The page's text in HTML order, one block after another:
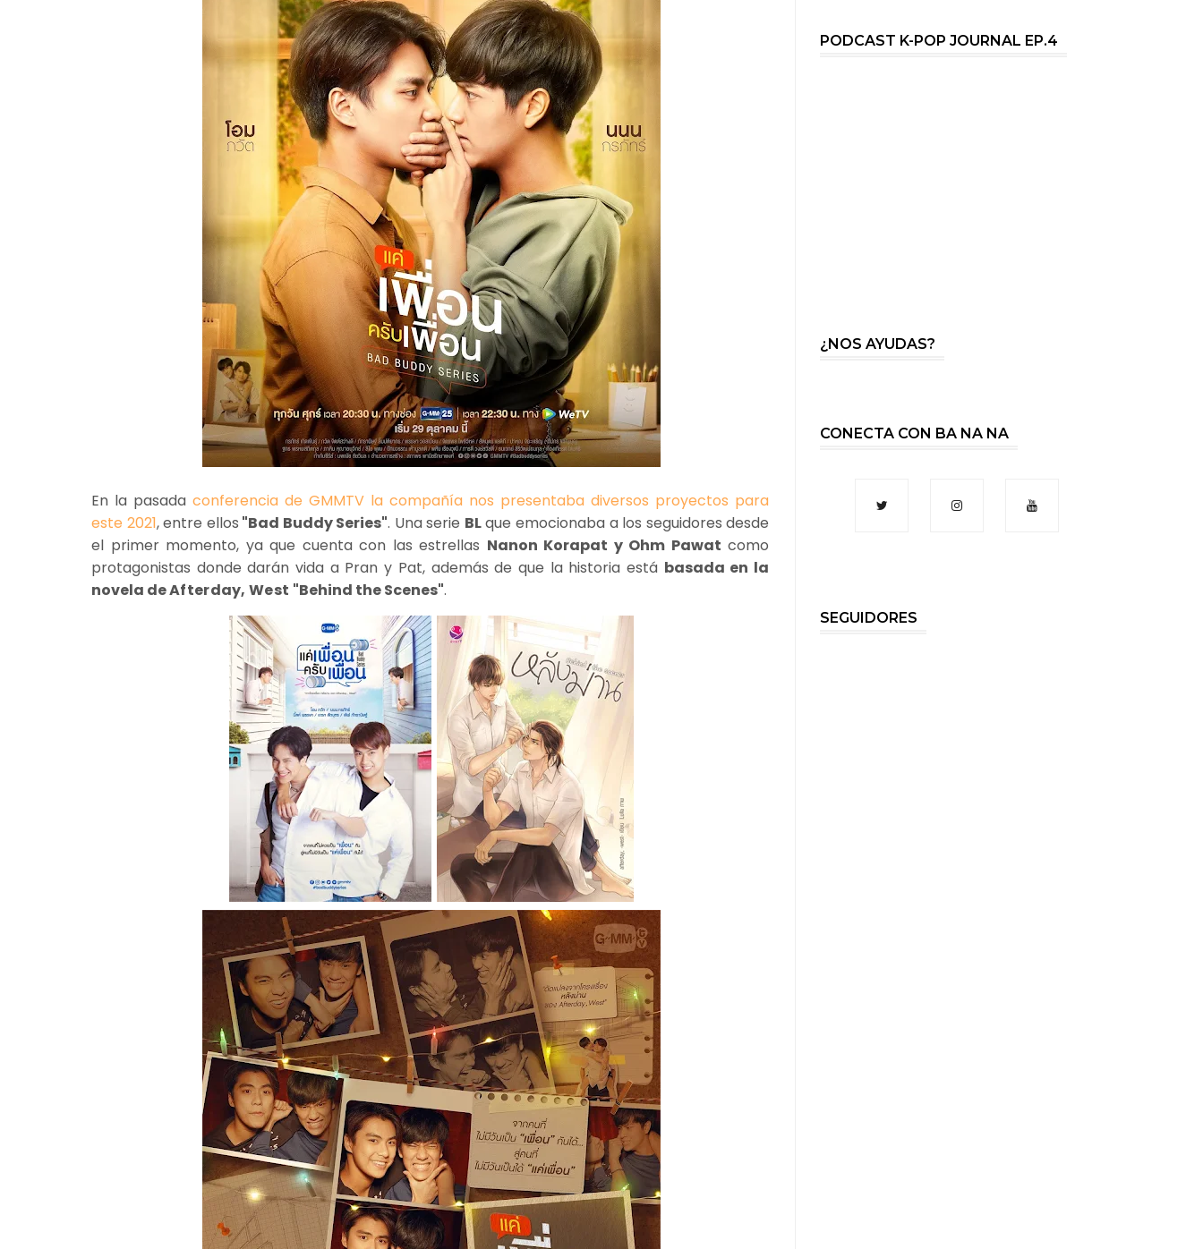
En la pasadaconferencia de GMMTV la compañía nos presentaba diversos proyectos para
este 2021, entre ellos "Bad Buddy Series". Una serie BLque emocionaba a los seguidores desde
el primer momento, ya que cuenta con las estrellas Nanon Korapat y Ohm Pawat como
protagonistas donde darán vida a Pran y Pat, además de que la historia está basada en la
novela deAfterday, West "Behind the Scenes".
PODCAST K-POP JOURNAL EP.4
¿NOS AYUDAS?
CONECTA CON BA NA NA
SEGUIDORES